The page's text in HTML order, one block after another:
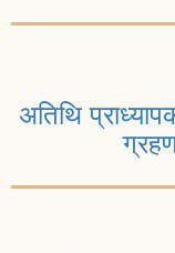
अतिथि